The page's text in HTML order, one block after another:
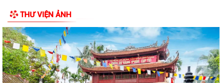
BAN THƯỜNG VỤ ĐẢNG ỦY PHƯỜNG CHU VĂN AN TỔ CHỨC HỘI NGHỊ
LẦN THỨ 29
QUYẾT ĐỊNH Về việc công khai dự toán thu - chi ngân sách phường
Chu Văn An 6 tháng đầu năm 2026
THƯ VIỆN ẢNH